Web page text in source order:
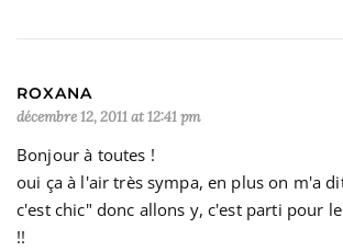
ROXANA
décembre 12, 2011 at 12:41 pm
Bonjour à toutes !
oui ça à l'air très sympa, en plus on m'a
c'est chic" donc allons y, c'est parti pour
!!